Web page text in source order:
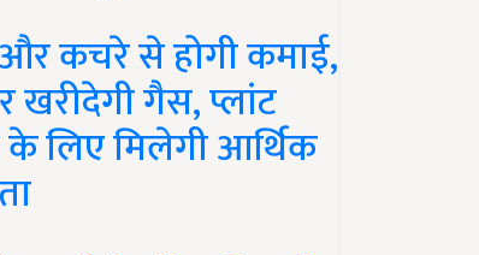
कचरे से होगी कमाई,
खरीदेगी गैस, प्लांट
लिए मिलेगी आर्थिक